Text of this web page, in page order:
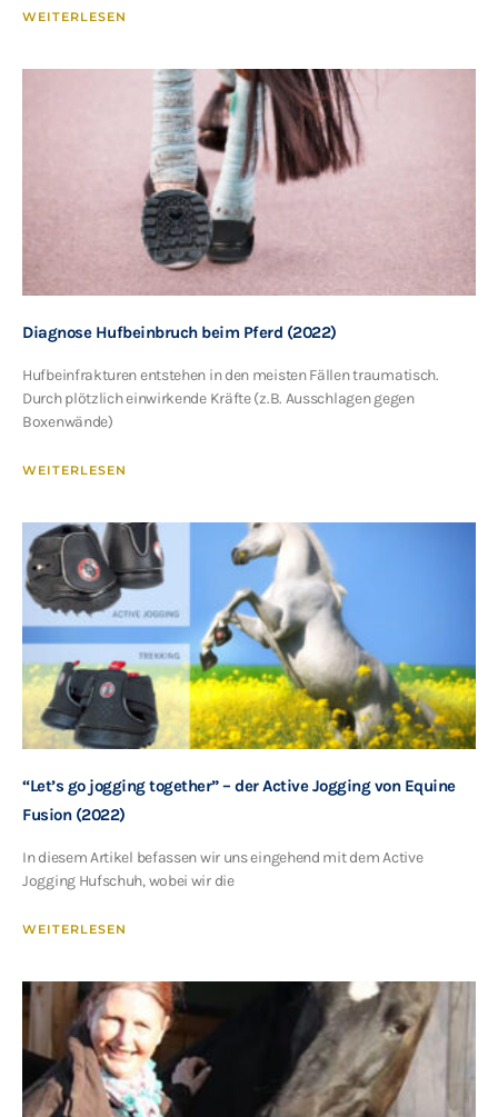
WEITERLESEN
Diagnose Hufbeinbruch beim Pferd (2022)
Hufbeinfrakturen entstehen in den meisten Fällen traumatisch.
Durch plötzlich einwirkende Kräfte (z.B. Ausschlagen gegen
Boxenwände)
WEITERLESEN
“Let’s go jogging together” – der Active Jogging von Equine
Fusion (2022)
In diesem Artikel befassen wir uns eingehend mit dem Active
Jogging Hufschuh, wobei wir die
WEITERLESEN